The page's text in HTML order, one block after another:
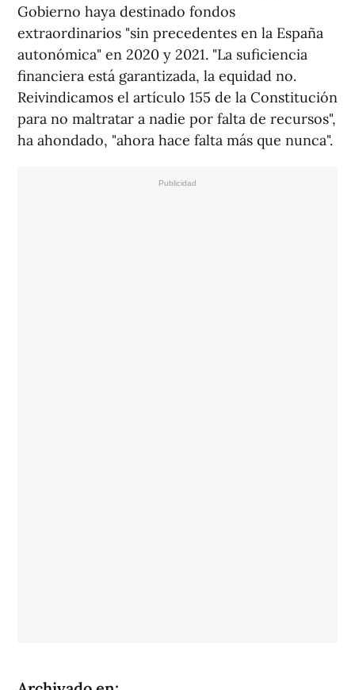
Gobierno haya destinado fondos
extraordinarios "sin precedentes en la España
autonómica" en 2020 y 2021. "La suficiencia
financiera está garantizada, la equidad no.
Reivindicamos el artículo 155 de la Constitución
para no maltratar a nadie por falta de recursos",
ha ahondado, "ahora hace falta más que nunca".